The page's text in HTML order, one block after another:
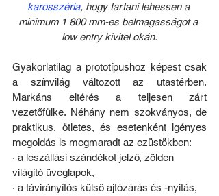
karosszéria, hogy tartani lehessen a
minimum 1 800 mm-es belmagasságot a
low entry kivitel okán.
Gyakorlatilag a prototípushoz képest csak
a színvilág változott az utastérben.
Markáns eltérés a teljesen zárt
vezetőfülke. Néhány nem szokványos, de
praktikus, ötletes, és esetenként igényes
megoldás is megmaradt az ezüstökben:
· a leszállási szándékot jelző, zölden
világító üveglapok,
· a távirányítós külső ajtózárás és -nyitás,